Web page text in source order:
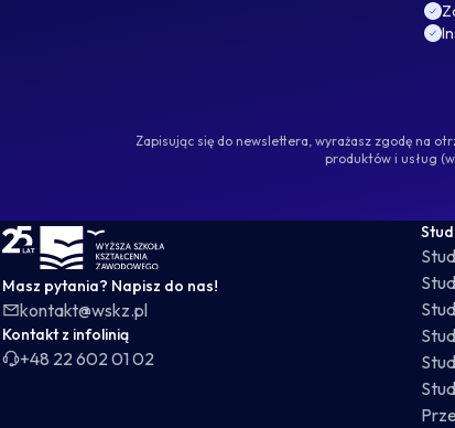
Zapisując się do newslettera, wyrażasz zgodę na
produktów i usług
WSKZ - strona główna
Masz pytania? Napisz do nas!
kontakt@wskz.pl
Kontakt z infolinią
+48 22 602 01 02